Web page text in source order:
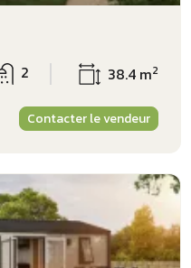
2 38.4 m2
Contacter le vendeur